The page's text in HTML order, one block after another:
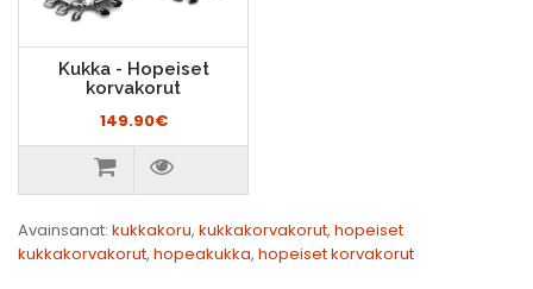
Kukka - Hopeiset
korvakorut
149.90€
Avainsanat: kukkakoru, kukkakorvakorut, hopeiset
kukkakorvakorut, hopeakukka, hopeiset korvakorut